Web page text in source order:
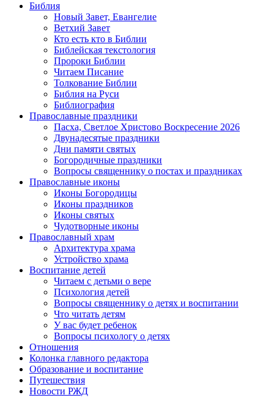
Библия
Новый Завет, Евангелие
Ветхий Завет
Кто есть кто в Библии
Библейская текстология
Пророки Библии
Читаем Писание
Толкование Библии
Библия на Руси
Библиография
Православные праздники
Пасха, Светлое Христово Воскресение 2026
Двунадесятые праздники
Дни памяти святых
Богородичные праздники
Вопросы священнику о постах и праздниках
Православные иконы
Иконы Богородицы
Иконы праздников
Иконы святых
Чудотворные иконы
Православный храм
Архитектура храма
Устройство храма
Воспитание детей
Читаем с детьми о вере
Психология детей
Вопросы священнику о детях и воспитании
Что читать детям
У вас будет ребенок
Вопросы психологу о детях
Отношения
Колонка главного редактора
Образование и воспитание
Путешествия
Новости РЖД